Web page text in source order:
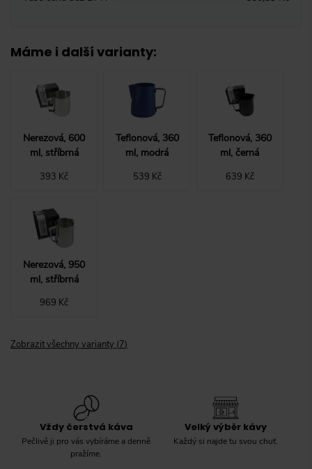
Máme i další varianty:
Nerezová, 600
ml, stříbrná
393 Kč
Teflonová, 360
ml, modrá
539 Kč
Teflonová, 360
ml, černá
639 Kč
Nerezová, 950
ml, stříbrná
969 Kč
Zobrazit všechny varianty (7)
Vždy čerstvá káva
Pečlivě ji pro vás vybíráme a denně
pražíme.
Velký výběr kávy
Každý si najde tu svou chuť.